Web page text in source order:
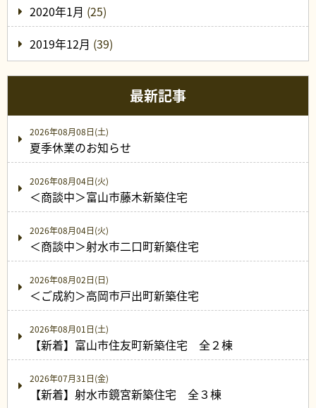
2020年1月 (25)
2019年12月 (39)
最新記事
2026年08月08日(土)
夏季休業のお知らせ
2026年08月04日(火)
＜商談中＞富山市藤木新築住宅
2026年08月04日(火)
＜商談中＞射水市二口町新築住宅
2026年08月02日(日)
＜ご成約＞高岡市戸出町新築住宅
2026年08月01日(土)
【新着】富山市住友町新築住宅 全２棟
2026年07月31日(金)
【新着】射水市鏡宮新築住宅 全３棟